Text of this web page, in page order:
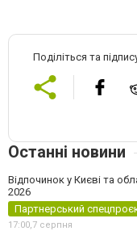
Поділіться та
Останні новини
Відпочинок у Києві та
2026
Партнерський
17:00,7 серпня